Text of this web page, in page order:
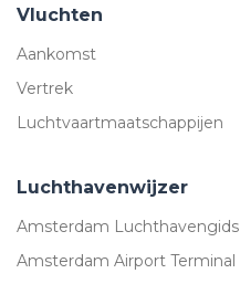
Vluchten
Aankomst
Vertrek
Luchtvaartmaatschappijen
Luchthavenwijzer
Amsterdam Luchthavengids
Amsterdam Airport Terminal